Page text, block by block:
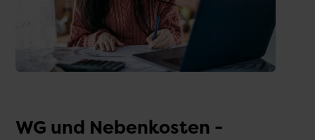
WG und Nebenkosten -